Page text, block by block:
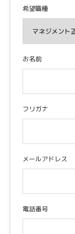
希望職種
お名前
フリガナ
メールアドレス
電話番号